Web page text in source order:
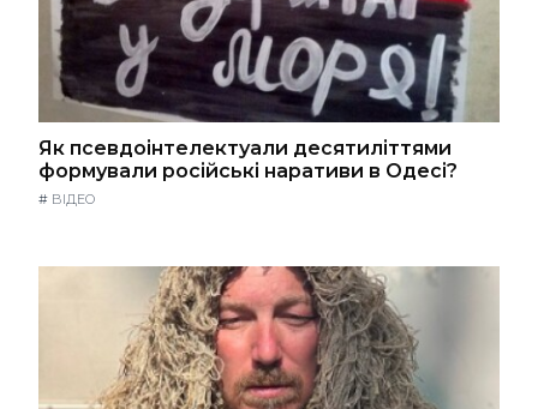
Як псевдоінтелектуали десятиліттями
формували російські наративи в Одесі?
# ВІДЕО